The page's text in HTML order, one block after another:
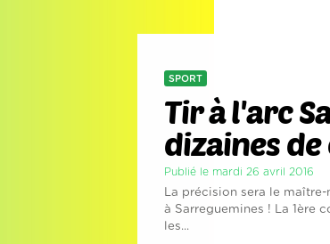
SPORT
Tir à l'arc
dizaines
Publié le mardi 26 avril 2016
La précision sera le
à Sarreguemines ! La 1ère
les...